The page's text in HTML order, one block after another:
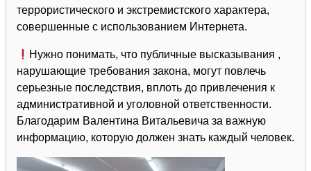
террористического и экстремистского характера,
совершенные с использованием Интернета.
Нужно понимать, что публичные высказывания ,
нарушающие требования закона, могут повлечь
серьезные последствия, вплоть до привлечения к
административной и уголовной ответственности.
Благодарим Валентина Витальевича за важную
информацию, которую должен знать каждый человек.